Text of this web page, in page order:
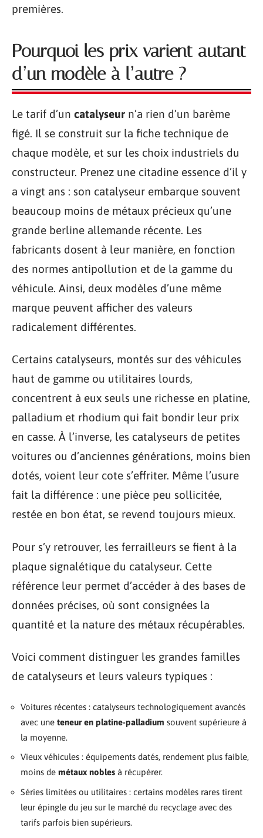
premières.
Pourquoi les prix varient autant
d’un modèle à l’autre ?
Le tarif d’un catalyseur n’a rien d’un barème
figé. Il se construit sur la fiche technique de
chaque modèle, et sur les choix industriels du
constructeur. Prenez une citadine essence d’il y
a vingt ans : son catalyseur embarque souvent
beaucoup moins de métaux précieux qu’une
grande berline allemande récente. Les
fabricants dosent à leur manière, en fonction
des normes antipollution et de la gamme du
véhicule. Ainsi, deux modèles d’une même
marque peuvent afficher des valeurs
radicalement différentes.
Certains catalyseurs, montés sur des véhicules
haut de gamme ou utilitaires lourds,
concentrent à eux seuls une richesse en platine,
palladium et rhodium qui fait bondir leur prix
en casse. À l’inverse, les catalyseurs de petites
voitures ou d’anciennes générations, moins bien
dotés, voient leur cote s’effriter. Même l’usure
fait la différence : une pièce peu sollicitée,
restée en bon état, se revend toujours mieux.
Pour s’y retrouver, les ferrailleurs se fient à la
plaque signalétique du catalyseur. Cette
référence leur permet d’accéder à des bases de
données précises, où sont consignées la
quantité et la nature des métaux récupérables.
Voici comment distinguer les grandes familles
de catalyseurs et leurs valeurs typiques :
Voitures récentes : catalyseurs technologiquement avancés
avec une teneur en platine-palladium souvent supérieure à
la moyenne.
Vieux véhicules : équipements datés, rendement plus faible,
moins de métaux nobles à récupérer.
Séries limitées ou utilitaires : certains modèles rares tirent
leur épingle du jeu sur le marché du recyclage avec des
tarifs parfois bien supérieurs.